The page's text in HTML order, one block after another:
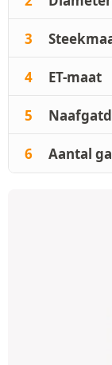
3
4 ET-maat
5
6 Aantal